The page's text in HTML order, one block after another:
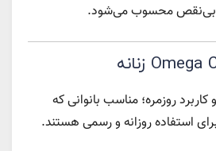
بی‌نقص محسوب می‌شود.
روزمره؛ مناسب بانوانی که
استفاده روزانه و رسمی هستند.